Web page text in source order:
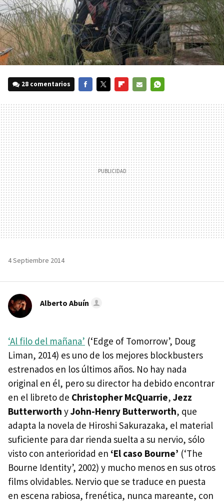
28 comentarios
MAIL
4 Septiembre 2014
Alberto Abuín
‘Al filo del mañana’ (‘Edge of Tomorrow’, Doug
Liman, 2014) es uno de los mejores blockbusters
estrenados en los últimos años. No hay nada
original en él, pero su director ha debido encontrar
en el libreto de Christopher McQuarrie, Jezz
Butterworth yJohn-Henry Butterworth, que
adapta la novela de Hiroshi Sakurazaka, el material
suficiente para dar rienda suelta a su nervio, sólo
visto con anterioridad en ‘El caso Bourne’ (‘The
Bourne Identity’, 2002) y mucho menos en sus otros
films olvidables. Nervio que se traduce en puesta
en escena rabiosa, frenética, nunca mareante, con